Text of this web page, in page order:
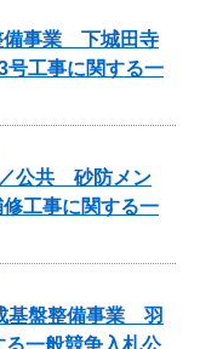
備事業 下城田寺
号工事に関する一
／公共 砂防メン
工事に関する一
基盤整備事業 羽
一般競争入札公